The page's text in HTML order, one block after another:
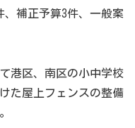
補正予算3件、一般案
港区、南区の小中学校
た屋上フェンスの整備